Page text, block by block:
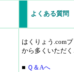
よくある質問
はくりょう.com
から多くいただ
■ Ｑ＆Aへ